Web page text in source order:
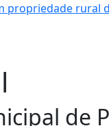
propriedade rural
de